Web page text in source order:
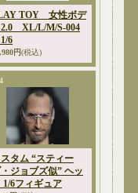
TOY 女性ボデ
2.0 XL/L/M/S-004
6
円(税込)
タム “スティー
ジョブズ似” ヘッ
1/6フィギュア